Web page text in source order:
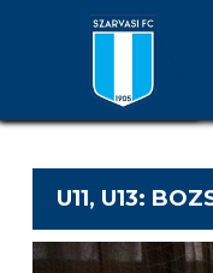
U11, U13: